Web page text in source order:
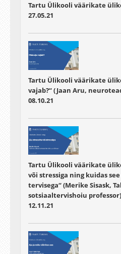
Tartu Ülikooli väärikate
27.05.21
Tartu Ülikooli väärikate
vajab?“ (Jaan Aru,
08.10.21
Tartu Ülikooli väärikate
või stressiga ning kuidas
tervisega“ (Merike Sisask,
sotsiaaltervishoiu professor)
12.11.21